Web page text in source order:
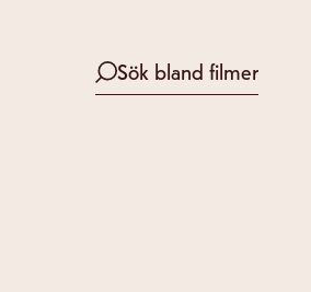
Sök bland filmer